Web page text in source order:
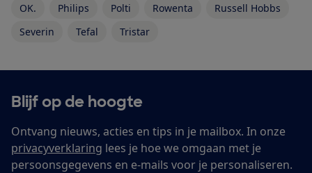
OK.
Philips Polti Rowenta
Russell Hobbs
Severin
Tefal Tristar
Blijf op de hoogte
Ontvang nieuws, acties en tips in je mailbox. In onze
privacyverklaring lees je hoe we omgaan met je
persoonsgegevens en e-mails voor je personaliseren.